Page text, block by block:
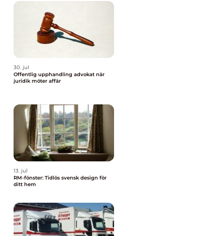
30. jul
Offentlig upphandling advokat när
juridik möter affär
13. jul
RM-fönster: Tidlös svensk design för
ditt hem